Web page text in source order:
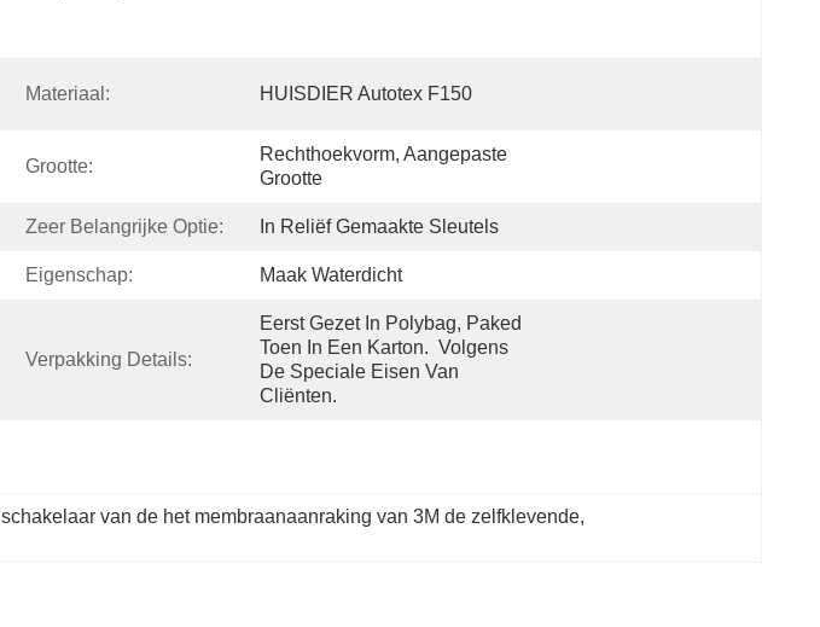
Materiaal: HUISDIER Autotex F150
Grootte:
Rechthoekvorm, Aangepaste
Grootte
Zeer Belangrijke Optie: In Reliëf Gemaakte Sleutels
Eigenschap: Maak Waterdicht
Verpakking Details:
Eerst Gezet In Polybag, Paked
Toen In Een Karton.  Volgens
De Speciale Eisen Van
Cliënten.
schakelaar van de het membraanaanraking van 3M de zelfklevende,